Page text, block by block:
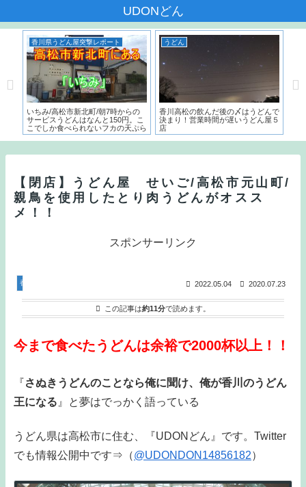
UDONどん
香川県うどん屋突撃レポート
いちみ/高松市新北町/朝7時からの
サービスうどんはなんと150円。こ
こでしか食べられないフカの天ぷら
とは？？
うどん
香川高松の飲んだ後の〆はうどんで
決まり！営業時間が遅いうどん屋５
店
【閉店】うどん屋 せいご/高松市元山町/
親鳥を使用したとり肉うどんがオスス
メ！！
スポンサーリンク
香川県うどん屋突撃レポート 2022.05.04 2020.07.23
この記事は約11分で読めます。
今まで食べたうどんは余裕で2000杯以上！！
『さぬきうどんのことなら俺に聞け、俺が香川のうどん
王になる 』と夢はでっかく語っている
うどん県は高松市に住む、『UDONどん』です。Twitter
でも情報公開中です⇒（@UDONDON14856182）